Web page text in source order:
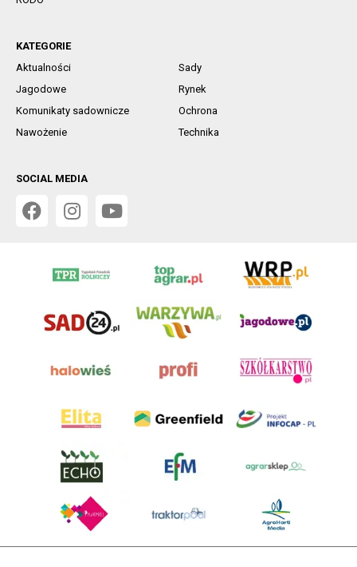
KATEGORIE
Aktualności
Sady
Jagodowe
Rynek
Komunikaty sadownicze
Ochrona
Nawożenie
Technika
SOCIAL MEDIA